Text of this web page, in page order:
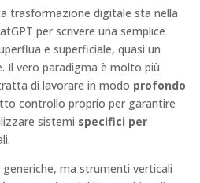
trasformazione digitale sta nella
per scrivere una semplice
e superficiale, quasi un
Il vero paradigma è molto più
di lavorare in modo profondo
controllo proprio per garantire
sistemi specifici per
ma strumenti verticali